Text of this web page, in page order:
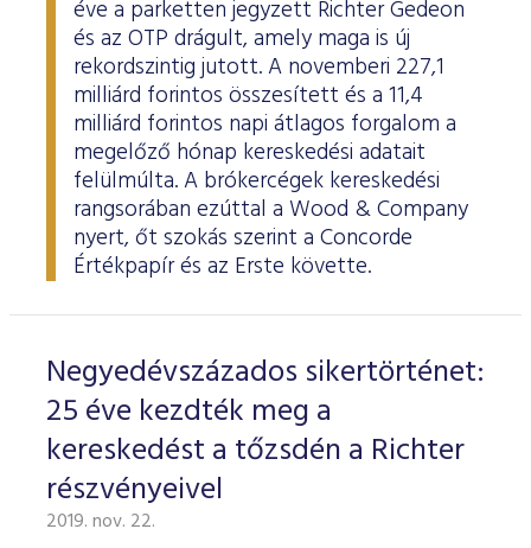
éve a parketten jegyzett Richter Gedeon
és az OTP drágult, amely maga is új
rekordszintig jutott. A novemberi 227,1
milliárd forintos összesített és a 11,4
milliárd forintos napi átlagos forgalom a
megelőző hónap kereskedési adatait
felülmúlta. A brókercégek kereskedési
rangsorában ezúttal a Wood & Company
nyert, őt szokás szerint a Concorde
Értékpapír és az Erste követte.
Negyedévszázados sikertörténet:
25 éve kezdték meg a
kereskedést a tőzsdén a Richter
részvényeivel
2019. nov. 22.